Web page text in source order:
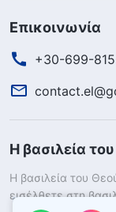
Επικοινωνία
+30-699-
Η βασιλεία
Η βασιλεία του
εισέλθετε στη